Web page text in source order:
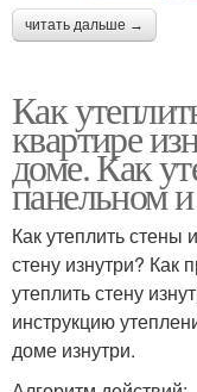
читать дальше →
Как
квартире
доме. Как
панельном
Как утеплить стены
стену изнутри? Как
утеплить стену
инструкцию
доме изнутри.